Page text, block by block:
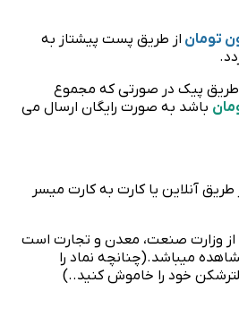
از طریق پست پیشتاز به
در صورتی که مجموع
به صورت رایگان ارسال می
یا کارت به کارت میسر
صنعت، معدن و تجارت است
نماد را
خود را خاموش کنید..)